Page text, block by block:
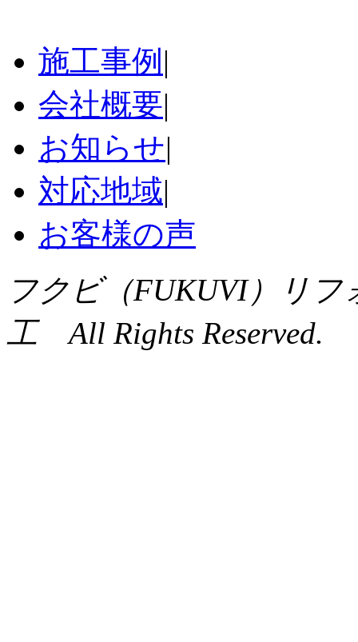
施工事例 |
会社概要|
お知らせ|
対応地域|
お客様の声
フクビ（FUKUVI）リ
工 All Rights Reserved.